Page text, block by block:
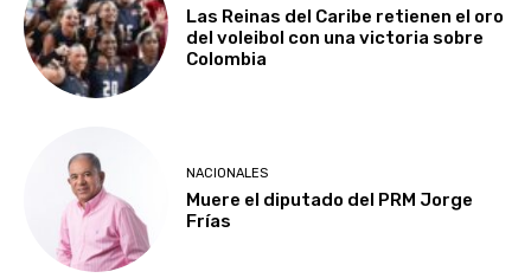
Las Reinas del Caribe retienen el oro
del voleibol con una victoria sobre
Colombia
NACIONALES
Muere el diputado del PRM Jorge
Frías